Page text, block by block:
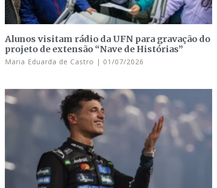
Alunos visitam rádio da UFN para gravação do
projeto de extensão “Nave de Histórias”
Maria Eduarda de Castro 01/07/2026